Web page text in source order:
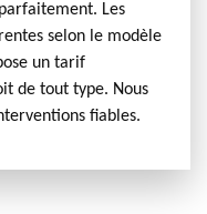
Les
selon le modèle
un tarif
de tout type. Nous
fiables.